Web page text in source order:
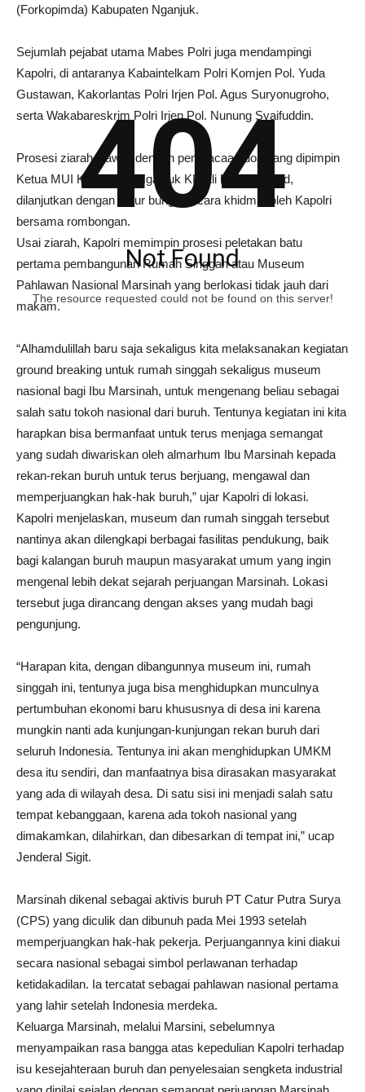
(Forkopimda) Kabupaten Nganjuk.
Sejumlah pejabat utama Mabes Polri juga mendampingi
Kapolri, di antaranya Kabaintelkam Polri Komjen Pol. Yuda
Gustawan, Kakorlantas Polri Irjen Pol. Agus Suryonugroho,
serta Wakabareskrim Polri Irjen Pol. Nunung Syaifuddin.
Prosesi ziarah diawali dengan pembacaan doa yang dipimpin
Ketua MUI Kabupaten Nganjuk KH Ali Mustofa Said,
dilanjutkan dengan tabur bunga secara khidmat oleh Kapolri
bersama rombongan.
Usai ziarah, Kapolri memimpin prosesi peletakan batu
pertama pembangunan Rumah Singgah atau Museum
Pahlawan Nasional Marsinah yang berlokasi tidak jauh dari
makam.
“Alhamdulillah baru saja sekaligus kita melaksanakan kegiatan
ground breaking untuk rumah singgah sekaligus museum
nasional bagi Ibu Marsinah, untuk mengenang beliau sebagai
salah satu tokoh nasional dari buruh. Tentunya kegiatan ini kita
harapkan bisa bermanfaat untuk terus menjaga semangat
yang sudah diwariskan oleh almarhum Ibu Marsinah kepada
rekan-rekan buruh untuk terus berjuang, mengawal dan
memperjuangkan hak-hak buruh,” ujar Kapolri di lokasi.
Kapolri menjelaskan, museum dan rumah singgah tersebut
nantinya akan dilengkapi berbagai fasilitas pendukung, baik
bagi kalangan buruh maupun masyarakat umum yang ingin
mengenal lebih dekat sejarah perjuangan Marsinah. Lokasi
tersebut juga dirancang dengan akses yang mudah bagi
pengunjung.
“Harapan kita, dengan dibangunnya museum ini, rumah
singgah ini, tentunya juga bisa menghidupkan munculnya
pertumbuhan ekonomi baru khususnya di desa ini karena
mungkin nanti ada kunjungan-kunjungan rekan buruh dari
seluruh Indonesia. Tentunya ini akan menghidupkan UMKM
desa itu sendiri, dan manfaatnya bisa dirasakan masyarakat
yang ada di wilayah desa. Di satu sisi ini menjadi salah satu
tempat kebanggaan, karena ada tokoh nasional yang
dimakamkan, dilahirkan, dan dibesarkan di tempat ini,” ucap
Jenderal Sigit.
Marsinah dikenal sebagai aktivis buruh PT Catur Putra Surya
(CPS) yang diculik dan dibunuh pada Mei 1993 setelah
memperjuangkan hak-hak pekerja. Perjuangannya kini diakui
secara nasional sebagai simbol perlawanan terhadap
ketidakadilan. Ia tercatat sebagai pahlawan nasional pertama
yang lahir setelah Indonesia merdeka.
Keluarga Marsinah, melalui Marsini, sebelumnya
menyampaikan rasa bangga atas kepedulian Kapolri terhadap
isu kesejahteraan buruh dan penyelesaian sengketa industrial
404
Not Found
The resource requested could not be found on this server!